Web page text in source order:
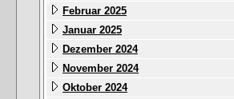
Februar 2025
Januar 2025
Dezember 2024
November 2024
Oktober 2024